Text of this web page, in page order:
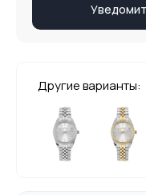
Другие варианты: